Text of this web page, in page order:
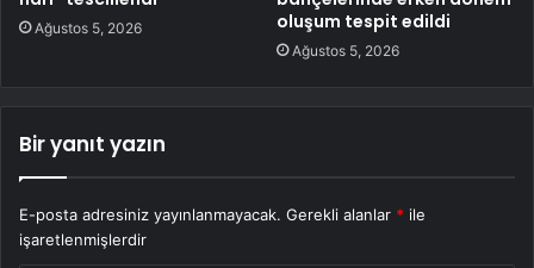
Ağustos 5, 2026
oluşum tespit edildi
Ağustos 5, 2026
Bir yanıt yazın
E-posta adresiniz yayınlanmayacak. Gerekli alanlar * ile
işaretlenmişlerdir